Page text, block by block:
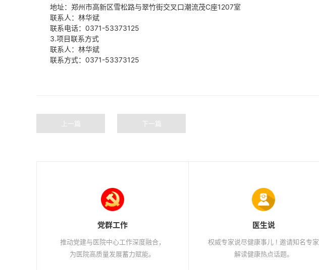
地址：郑州市高新区雪松路与翠竹街交叉口潮流茂C座1207室
联系人：林华斌
联系电话：0371-53373125
3.项目联系方式
联系人：林华斌
联系方式：0371-53373125
上一篇 下一篇
党群工作
推动党建与医院中心工作深度融合，
为医院高质量发展蓄力赋能。
医生说
权威专家说尽健康事儿 ! 邀请知名专家
解读健康热点话题。